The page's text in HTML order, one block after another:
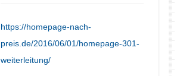
https://homepage-nach-
preis.de/2016/06/01/homepage-301-
weiterleitung/